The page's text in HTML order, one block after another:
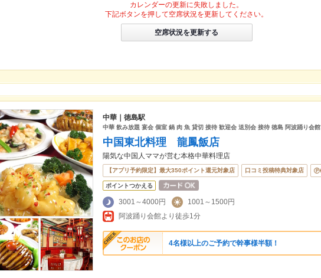
カレンダーの更新に失敗しました。
下記ボタンを押して空席状況を更新してください。
空席状況を更新する
中華｜徳島駅
中華 飲み放題 宴会 個室 鍋 肉 魚 貸切 接待 歓迎会 送別会 接待 徳島 阿波踊り会館
中国東北料理 龍鳳飯店
陽気な中国人ママが営む本格中華料理店
【アプリ予約限定】最大350ポイント還元対象店 口コミ投稿特典対象店
ポイントつかえる
3001～4000円
1001～1500円
阿波踊り会館より徒歩1分
4名様以上のご予約で幹事様半額！